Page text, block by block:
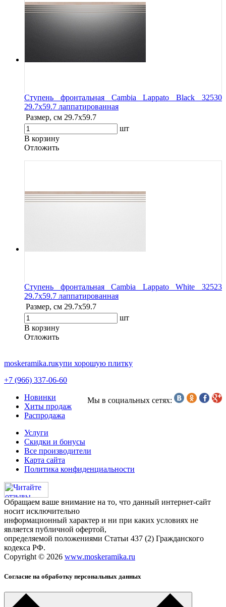
Ступень фронтальная Cambia Lappato Black 32530
29.7x59.7 лаппатированная
Размер, см 29.7x59.7
шт
В корзину
Oтложить
Ступень фронтальная Cambia Lappato White 32523
29.7x59.7 лаппатированная
Размер, см 29.7x59.7
шт
В корзину
Oтложить
moskeramika.ruкупи хорошую плитку
+7 (966) 337-06-60
Мы в социальных сетях:
Новинки
Хиты продаж
Распродажа
Услуги
Скидки и бонусы
Все производители
Карта сайта
Политика конфиденциальности
Обращаем ваше внимание на то, что данный интернет-сайт
носит исключительно
информационный характер и ни при каких условиях не
является публичной офертой,
определяемой положениями Статьи 437 (2) Гражданского
кодекса РФ.
Copyright © 2026 www.moskeramika.ru
Согласие на обработку персональных данных